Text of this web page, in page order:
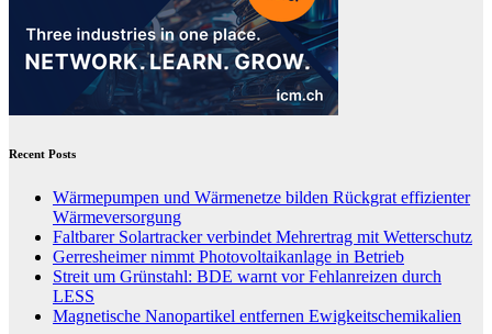
Recent Posts
Wärmepumpen und Wärmenetze bilden Rückgrat effizienter
Wärmeversorgung
Faltbarer Solartracker verbindet Mehrertrag mit Wetterschutz
Gerresheimer nimmt Photovoltaikanlage in Betrieb
Streit um Grünstahl: BDE warnt vor Fehlanreizen durch
LESS
Magnetische Nanopartikel entfernen Ewigkeitschemikalien